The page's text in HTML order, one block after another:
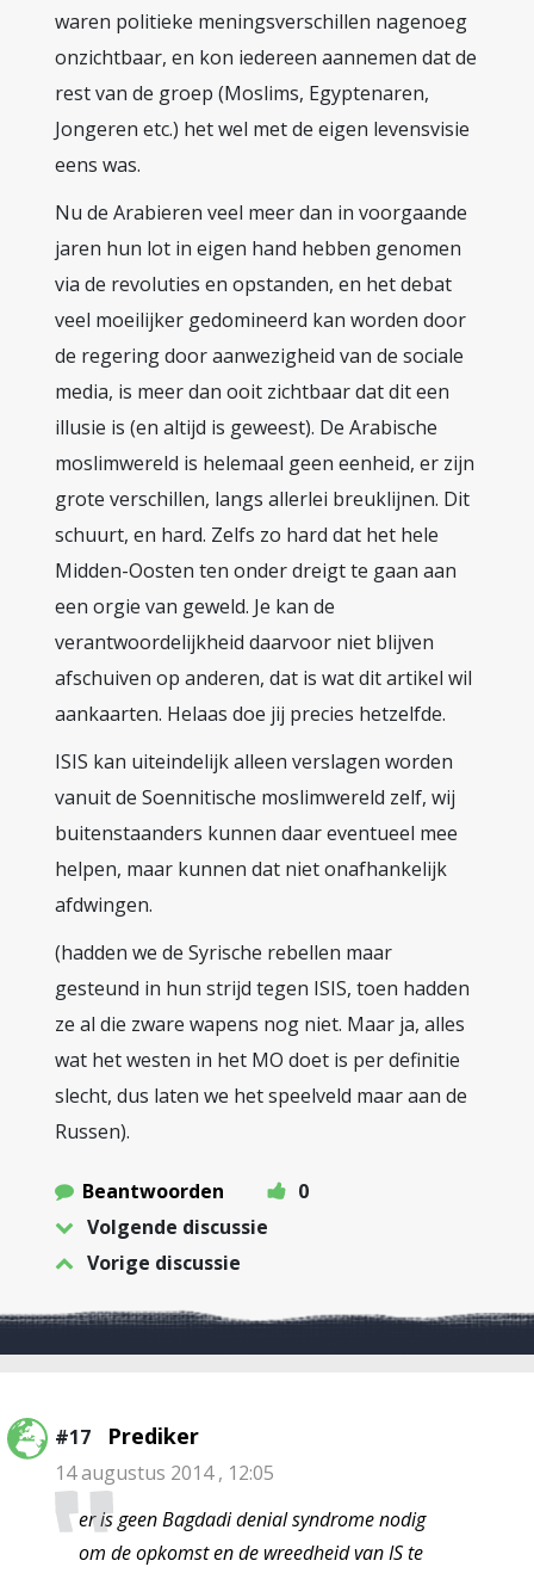
waren politieke meningsverschillen nagenoeg
onzichtbaar, en kon iedereen aannemen dat de
rest van de groep (Moslims, Egyptenaren,
Jongeren etc.) het wel met de eigen levensvisie
eens was.
Nu de Arabieren veel meer dan in voorgaande
jaren hun lot in eigen hand hebben genomen
via de revoluties en opstanden, en het debat
veel moeilijker gedomineerd kan worden door
de regering door aanwezigheid van de sociale
media, is meer dan ooit zichtbaar dat dit een
illusie is (en altijd is geweest). De Arabische
moslimwereld is helemaal geen eenheid, er zijn
grote verschillen, langs allerlei breuklijnen. Dit
schuurt, en hard. Zelfs zo hard dat het hele
Midden-Oosten ten onder dreigt te gaan aan
een orgie van geweld. Je kan de
verantwoordelijkheid daarvoor niet blijven
afschuiven op anderen, dat is wat dit artikel wil
aankaarten. Helaas doe jij precies hetzelfde.
ISIS kan uiteindelijk alleen verslagen worden
vanuit de Soennitische moslimwereld zelf, wij
buitenstaanders kunnen daar eventueel mee
helpen, maar kunnen dat niet onafhankelijk
afdwingen.
(hadden we de Syrische rebellen maar
gesteund in hun strijd tegen ISIS, toen hadden
ze al die zware wapens nog niet. Maar ja, alles
wat het westen in het MO doet is per definitie
slecht, dus laten we het speelveld maar aan de
Russen).
Beantwoorden
0
Volgende discussie
Vorige discussie
#17 Prediker
14 augustus 2014 , 12:05
er is geen Bagdadi denial syndrome nodig
om de opkomst en de wreedheid van IS te